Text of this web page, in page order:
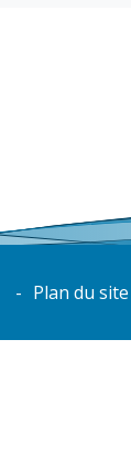
Plan du site